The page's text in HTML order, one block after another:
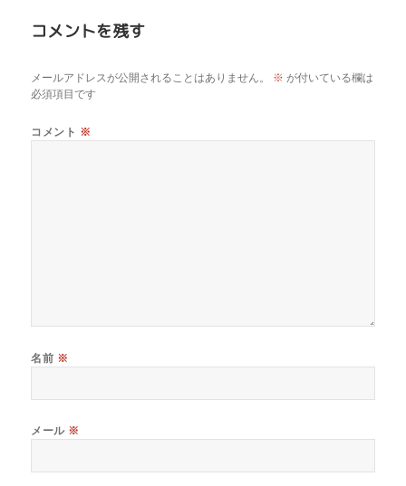
コメントを残す
メールアドレスが公開されることはありません。 ※ が付いている欄は
必須項目です
コメント ※
名前 ※
メール ※